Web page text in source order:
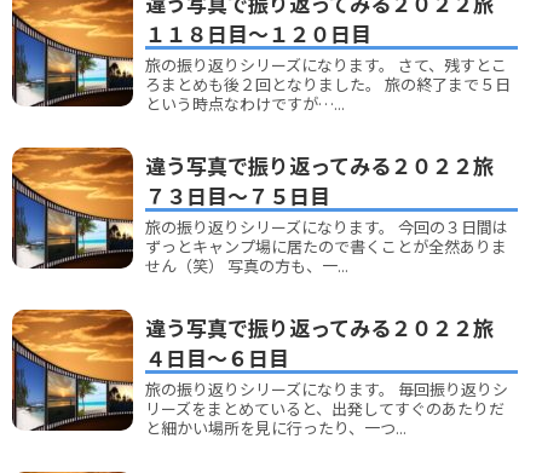
１１８日目～１２０日目
旅の振り返りシリーズになります。 さて、残すとこ
ろまとめも後２回となりました。 旅の終了まで５日
という時点なわけですが…...
違う写真で振り返ってみる２０２２旅
７３日目～７５日目
旅の振り返りシリーズになります。 今回の３日間は
ずっとキャンプ場に居たので書くことが全然ありま
せん（笑） 写真の方も、一...
違う写真で振り返ってみる２０２２旅
４日目～６日目
旅の振り返りシリーズになります。 毎回振り返りシ
リーズをまとめていると、出発してすぐのあたりだ
と細かい場所を見に行ったり、一つ...